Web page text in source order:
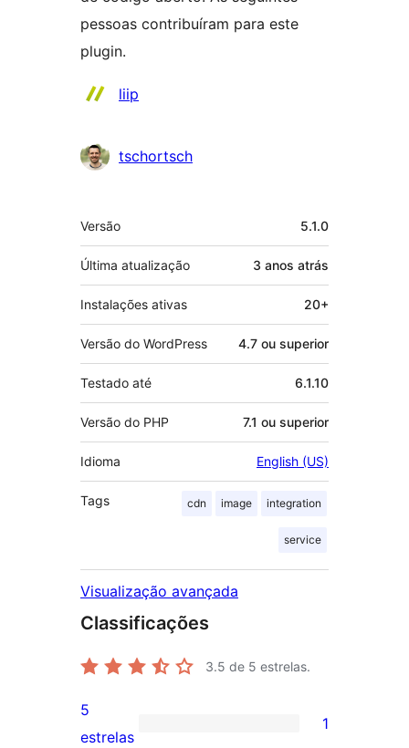
pessoas contribuíram para este
plugin.
Colaboradores
liip
tschortsch
Meta
Versão 5.1.0
Última atualização 3 anos atrás
Instalações ativas 20+
Versão do WordPress 4.7 ou superior
Testado até 6.1.10
Versão do PHP 7.1 ou superior
Idioma English (US)
Tags cdn image integration
service
Visualização avançada
Classificações
3.5 de 5 estrelas.
1
5
estrelas
1